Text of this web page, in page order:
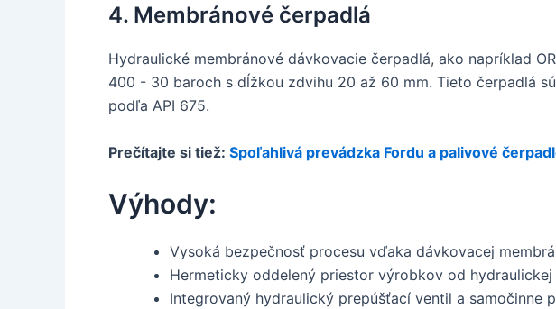
4. Membránové čerpadlá
Hydraulické membránové dávkovacie čerpadlá, ako napríklad
400 - 30 baroch s dĺžkou zdvihu 20 až 60 mm. Tieto čerpadlá
podľa API 675.
Prečítajte si tiež: Spoľahlivá prevádzka Fordu a palivové
Výhody:
Vysoká bezpečnosť procesu vďaka dávkovacej
Hermeticky oddelený priestor výrobkov od hydraulickej
Integrovaný hydraulický prepúšťací ventil a samočinne